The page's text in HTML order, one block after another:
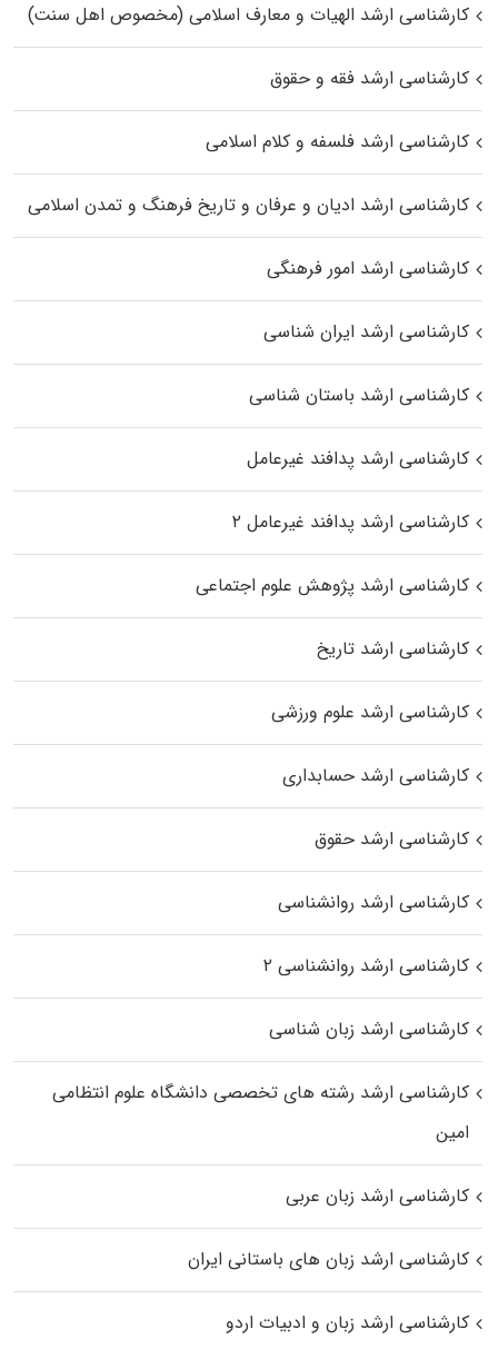
کارشناسی ارشد الهیات و معارف اسلامی (مخصوص اهل سنت)
کارشناسی ارشد فقه و حقوق
کارشناسی ارشد فلسفه و کلام اسلامی
کارشناسی ارشد ادیان و عرفان و تاریخ فرهنگ و تمدن اسلامی
کارشناسی ارشد امور فرهنگی
کارشناسی ارشد ایران شناسی
کارشناسی ارشد باستان شناسی
کارشناسی ارشد پدافند غیرعامل
کارشناسی ارشد پدافند غیرعامل ۲
کارشناسی ارشد پژوهش علوم اجتماعی
کارشناسی ارشد تاریخ
کارشناسی ارشد علوم ورزشی
کارشناسی ارشد حسابداری
کارشناسی ارشد حقوق
کارشناسی ارشد روانشناسی
کارشناسی ارشد روانشناسی ۲
کارشناسی ارشد زبان شناسی
کارشناسی ارشد رﺷﺘﻪ ﻫﺎی تخصصی داﻧﺸﮕﺎه ﻋﻠﻮم انتظامی
اﻣﻴﻦ
کارشناسی ارشد زبان عربی
کارشناسی ارشد زبان‌ های باستانی ایران
کارشناسی ارشد زبان و ادبیات اردو